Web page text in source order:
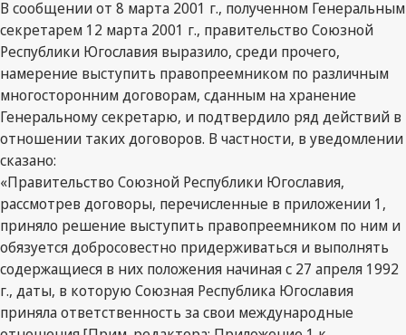
В сообщении от 8 марта 2001 г., полученном Генеральным
секретарем 12 марта 2001 г., правительство Союзной
Республики Югославия выразило, среди прочего,
намерение выступить правопреемником по различным
многосторонним договорам, сданным на хранение
Генеральному секретарю, и подтвердило ряд действий в
отношении таких договоров. В частности, в уведомлении
сказано:
«Правительство Союзной Республики Югославия,
рассмотрев договоры, перечисленные в приложении 1,
приняло решение выступить правопреемником по ним и
обязуется добросовестно придерживаться и выполнять
содержащиеся в них положения начиная с 27 апреля 1992
г., даты, в которую Союзная Республика Югославия
приняла ответственность за свои международные